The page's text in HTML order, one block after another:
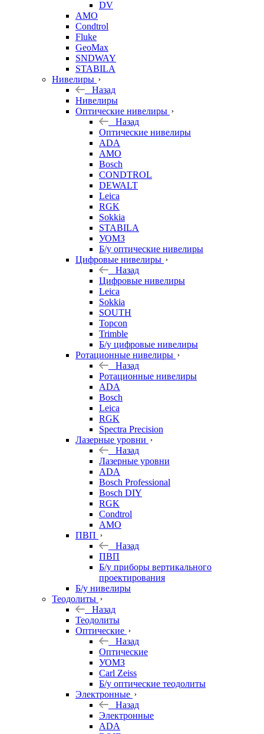
DV
AMO
Condtrol
Fluke
GeoMax
SNDWAY
STABILA
Нивелиры
Назад
Нивелиры
Оптические нивелиры
Назад
Оптические нивелиры
ADA
AMO
Bosch
CONDTROL
DEWALT
Leica
RGK
Sokkia
STABILA
УОМЗ
Б/у оптические нивелиры
Цифровые нивелиры
Назад
Цифровые нивелиры
Leica
Sokkia
SOUTH
Topcon
Trimble
Б/у цифровые нивелиры
Ротационные нивелиры
Назад
Ротационные нивелиры
ADA
Bosch
Leica
RGK
Spectra Precision
Лазерные уровни
Назад
Лазерные уровни
ADA
Bosch Professional
Bosch DIY
RGK
Condtrol
AMO
ПВП
Назад
ПВП
Б/у приборы вертикального
проектирования
Б/у нивелиры
Теодолиты
Назад
Теодолиты
Оптические
Назад
Оптические
УОМЗ
Carl Zeiss
Б/у оптические теодолиты
Электронные
Назад
Электронные
ADA